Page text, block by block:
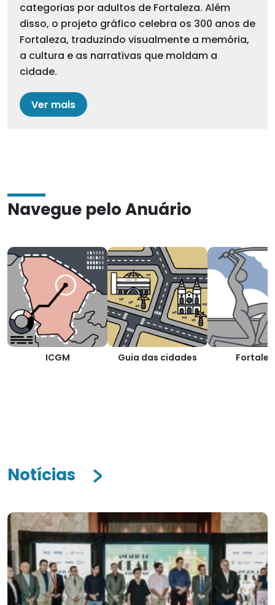
categorias por adultos de Fortaleza. Além
disso, o projeto gráfico celebra os 300 anos de
Fortaleza, traduzindo visualmente a memória,
a cultura e as narrativas que moldam a
cidade.
Ver mais
Navegue pelo Anuário
ICGM Guia das cidades
Notícias